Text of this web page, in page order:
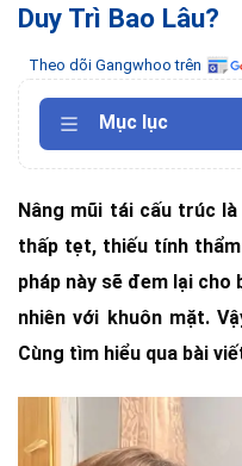
Duy Trì Bao Lâu?
Theo dõi Gangwhoo trên
Mục lục
Nâng mũi tái cấu trúc
thấp tẹt, thiếu tính thẩm
pháp này sẽ đem lại
nhiên với khuôn mặt.
Cùng tìm hiểu qua bài